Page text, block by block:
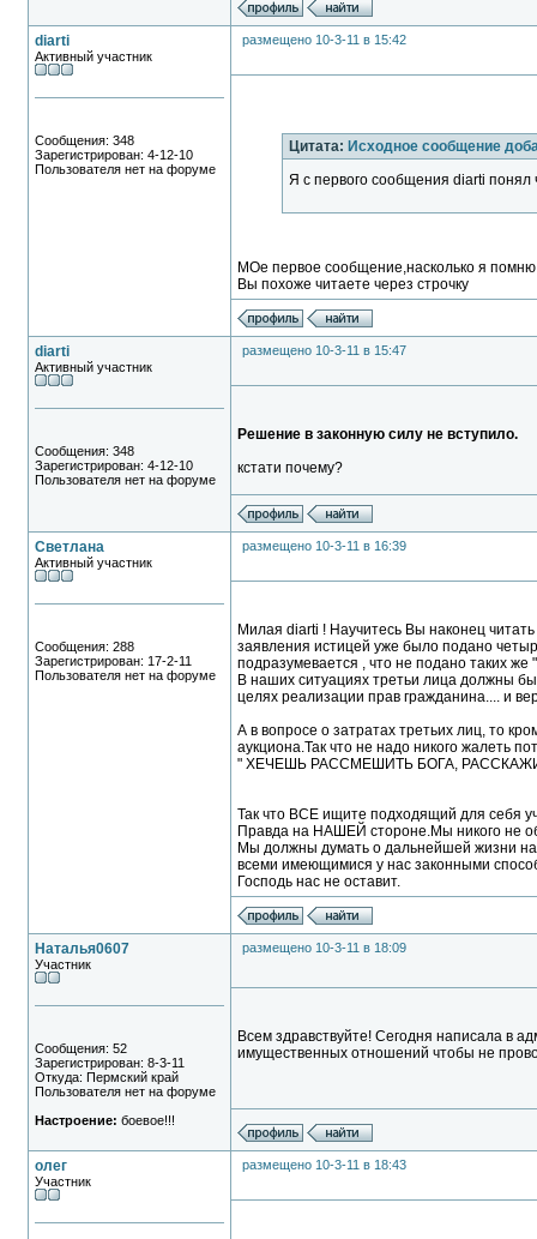
diarti
Активный участник
Сообщения: 348
Зарегистрирован: 4-12-10
Пользователя нет на форуме
размещено 10-3-11 в 15:42
Цитата: Исходное сообщение
Я с первого сообщения diarti понял
МОе первое сообщение,насколько я
Вы похоже читаете через строчку
diarti
Активный участник
Сообщения: 348
Зарегистрирован: 4-12-10
Пользователя нет на форуме
размещено 10-3-11 в 15:47
Решение в законную силу не вступило.
кстати почему?
Светлана
Активный участник
Сообщения: 288
Зарегистрирован: 17-2-11
Пользователя нет на форуме
размещено 10-3-11 в 16:39
Милая diarti ! Научитесь Вы наконец
заявления истицей уже было подано
подразумевается , что не подано таких же
В наших ситуациях третьи лица должны
целях реализации прав гражданина.... и
А в вопросе о затратах третьих лиц, то
аукциона.Так что не надо никого жалеть
" ХЕЧЕШЬ РАССМЕШИТЬ БОГА,
Так что ВСЕ ищите подходящий для себя
Правда на НАШЕЙ стороне.Мы никого не
Мы должны думать о дальнейшей жизни
всеми имеющимися у нас законными
Господь нас не оставит.
Наталья0607
Участник
Сообщения: 52
Зарегистрирован: 8-3-11
Откуда: Пермский край
Пользователя нет на форуме
Настроение: боевое!!!
размещено 10-3-11 в 18:09
Всем здравствуйте! Сегодня написала в
имущественных отношений чтобы не
олег
Участник
размещено 10-3-11 в 18:43